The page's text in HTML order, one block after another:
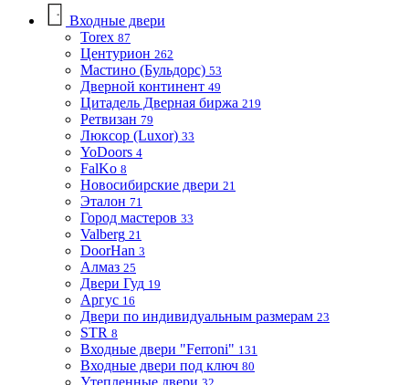
Входные двери
Torex 87
Центурион 262
Мастино (Бульдорс) 53
Дверной континент 49
Цитадель Дверная биржа 219
Ретвизан 79
Люксор (Luxor) 33
YoDoors 4
FalKo 8
Новосибирские двери 21
Эталон 71
Город мастеров 33
Valberg 21
DoorHan 3
Алмаз 25
Двери Гуд 19
Аргус 16
Двери по индивидуальным размерам 23
STR 8
Входные двери "Ferroni" 131
Входные двери под ключ 80
Утепленные двери